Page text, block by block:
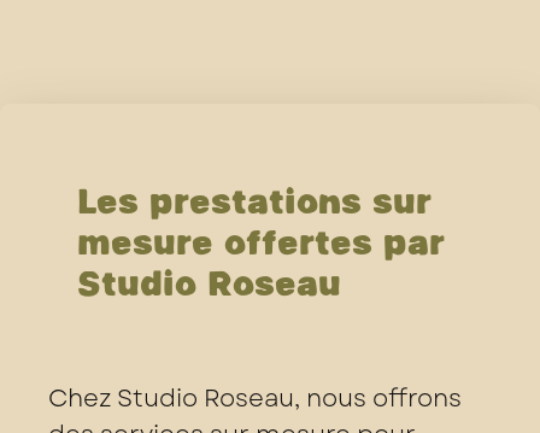
Les prestations sur
mesure offertes par
Studio Roseau
Chez Studio Roseau, nous offrons